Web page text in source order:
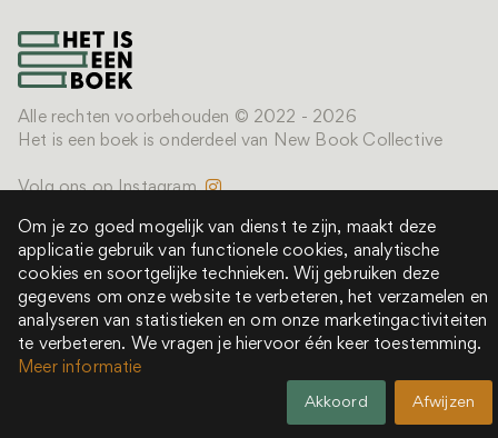
Alle rechten voorbehouden © 2022 - 2026
Het is een boek is onderdeel van New Book Collective
Volg ons op Instagram
Om je zo goed mogelijk van dienst te zijn, maakt deze
applicatie gebruik van functionele cookies, analytische
cookies en soortgelijke technieken. Wij gebruiken deze
gegevens om onze website te verbeteren, het verzamelen en
analyseren van statistieken en om onze marketingactiviteiten
te verbeteren. We vragen je hiervoor één keer toestemming.
Meer informatie
Akkoord Afwijzen